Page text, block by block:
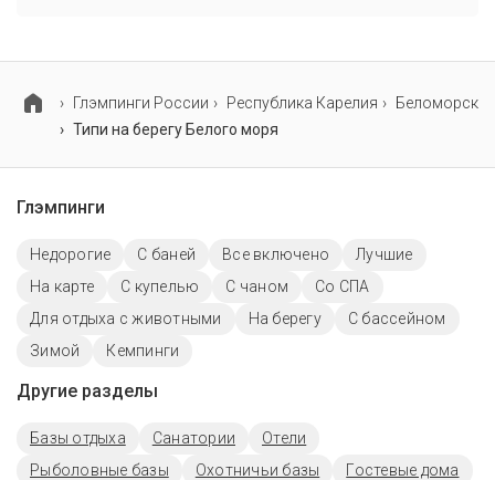
Глэмпинги России Республика Карелия
Беломорск
Типи на берегу Белого моря
Глэмпинги
Недорогие С баней Все включено
Лучшие
На карте
С купелью С чаном
Со СПА
Для отдыха с животными
На берегу
С бассейном
Зимой
Кемпинги
Другие разделы
Базы отдыха Санатории
Отели
Рыболовные базы
Охотничьи базы
Гостевые дома